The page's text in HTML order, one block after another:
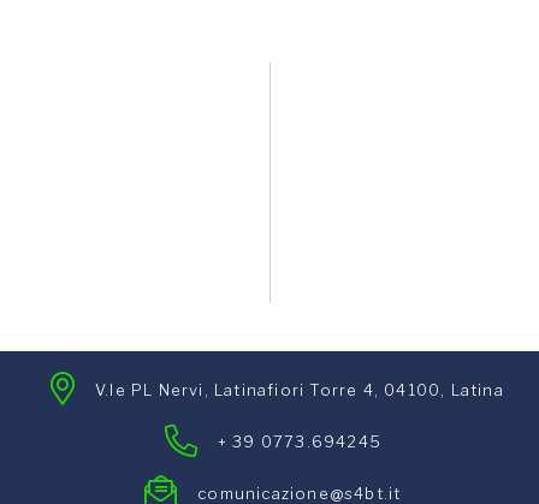
V.le PL Nervi, Latinafiori Torre 4, 04100, Latina
+ 39 0773.694245
comunicazione@s4bt.it